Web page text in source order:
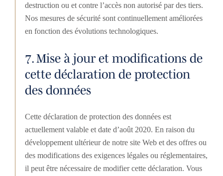
destruction ou et contre l’accès non autorisé par des tiers.
Nos mesures de sécurité sont continuellement améliorées
en fonction des évolutions technologiques.
7. Mise à jour et modifications de
cette déclaration de protection
des données
Cette déclaration de protection des données est
actuellement valable et date d’août 2020. En raison du
développement ultérieur de notre site Web et des offres ou
des modifications des exigences légales ou réglementaires,
il peut être nécessaire de modifier cette déclaration. Vous